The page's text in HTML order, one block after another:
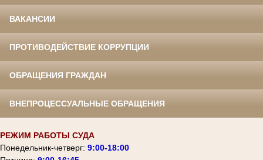
ВАКАНСИИ
ПРОТИВОДЕЙСТВИЕ КОРРУПЦИИ
ОБРАЩЕНИЯ ГРАЖДАН
ВНЕПРОЦЕССУАЛЬНЫЕ ОБРАЩЕНИЯ
РЕЖИМ РАБОТЫ СУДА
Понедельник-четверг: 9:00-18:00